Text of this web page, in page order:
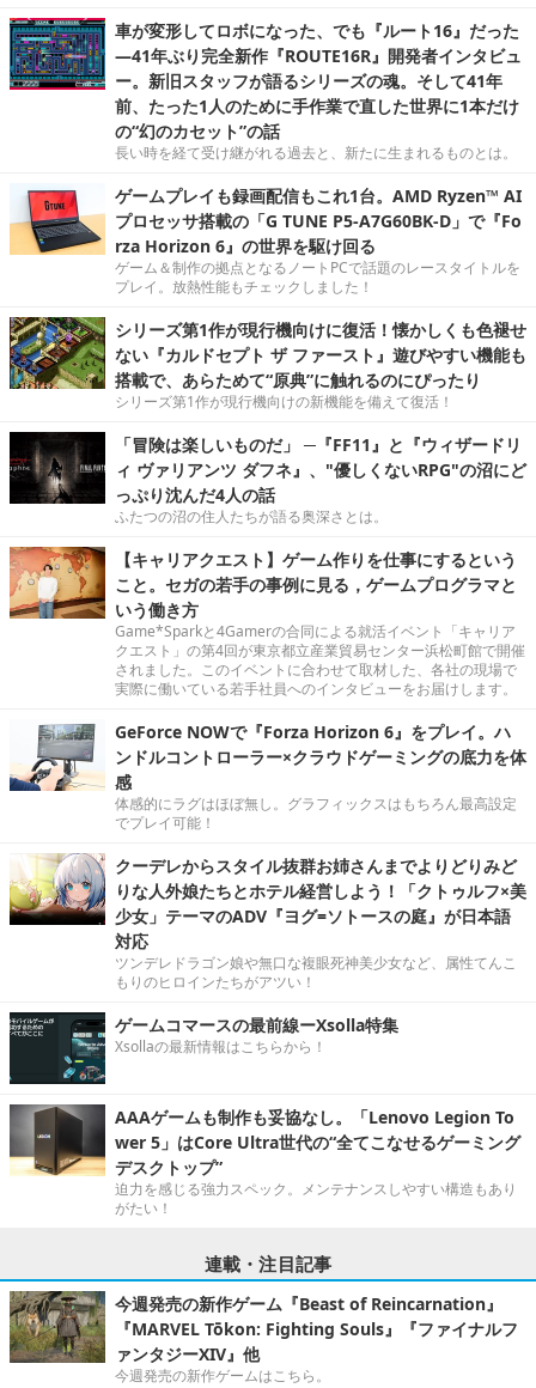
車が変形してロボになった、でも『ルート16』だった
―41年ぶり完全新作『ROUTE16R』開発者インタビュ
ー。新旧スタッフが語るシリーズの魂。そして41年
前、たった1人のために手作業で直した世界に1本だけ
の“幻のカセット”の話
長い時を経て受け継がれる過去と、新たに生まれるものとは。
ゲームプレイも録画配信もこれ1台。AMD Ryzen™ AI
プロセッサ搭載の「G TUNE P5-A7G60BK-D」で『Fo
rza Horizon 6』の世界を駆け回る
ゲーム＆制作の拠点となるノートPCで話題のレースタイトルを
プレイ。放熱性能もチェックしました！
シリーズ第1作が現行機向けに復活！懐かしくも色褪せ
ない『カルドセプト ザ ファースト』遊びやすい機能も
搭載で、あらためて“原典”に触れるのにぴったり
シリーズ第1作が現行機向けの新機能を備えて復活！
「冒険は楽しいものだ」 ─『FF11』と『ウィザードリ
ィ ヴァリアンツ ダフネ』、"優しくないRPG"の沼にど
っぷり沈んだ4人の話
ふたつの沼の住人たちが語る奥深さとは。
【キャリアクエスト】ゲーム作りを仕事にするという
こと。セガの若手の事例に見る，ゲームプログラマと
いう働き方
Game*Sparkと4Gamerの合同による就活イベント「キャリア
クエスト」の第4回が東京都立産業貿易センター浜松町館で開催
されました。このイベントに合わせて取材した、各社の現場で
実際に働いている若手社員へのインタビューをお届けします。
GeForce NOWで『Forza Horizon 6』をプレイ。ハ
ンドルコントローラー×クラウドゲーミングの底力を体
感
体感的にラグはほぼ無し。グラフィックスはもちろん最高設定
でプレイ可能！
クーデレからスタイル抜群お姉さんまでよりどりみど
りな人外娘たちとホテル経営しよう！「クトゥルフ×美
少女」テーマのADV『ヨグ=ソトースの庭』が日本語
対応
ツンデレドラゴン娘や無口な複眼死神美少女など、属性てんこ
もりのヒロインたちがアツい！
ゲームコマースの最前線ーXsolla特集
Xsollaの最新情報はこちらから！
AAAゲームも制作も妥協なし。「Lenovo Legion To
wer 5」はCore Ultra世代の“全てこなせるゲーミング
デスクトップ”
迫力を感じる強力スペック。メンテナンスしやすい構造もあり
がたい！
連載・注目記事
今週発売の新作ゲーム『Beast of Reincarnation』
『MARVEL Tōkon: Fighting Souls』『ファイナルフ
ァンタジーXIV』他
今週発売の新作ゲームはこちら。